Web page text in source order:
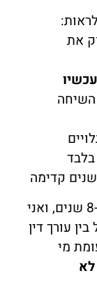
את
עכשיו
השיחה
קדימה
כבר למעלה מ-8 שנים, ואני
עורך דין
מי